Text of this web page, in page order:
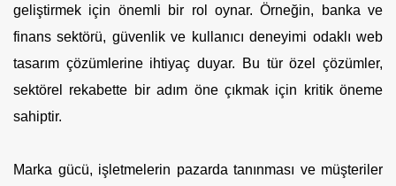
geliştirmek için önemli bir rol oynar. Örneğin, banka ve
finans sektörü, güvenlik ve kullanıcı deneyimi odaklı web
tasarım çözümlerine ihtiyaç duyar. Bu tür özel çözümler,
sektörel rekabette bir adım öne çıkmak için kritik öneme
sahiptir.
Marka gücü, işletmelerin pazarda tanınması ve müşteriler